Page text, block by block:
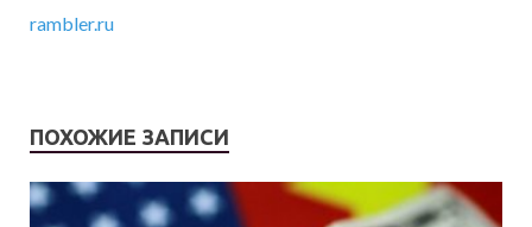
rambler.ru
ПОХОЖИЕ ЗАПИСИ